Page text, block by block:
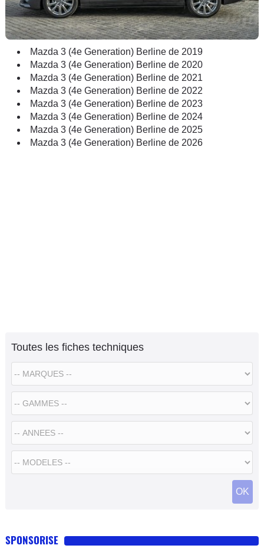
Mazda 3 (4e Generation) Berline de 2019
Mazda 3 (4e Generation) Berline de 2020
Mazda 3 (4e Generation) Berline de 2021
Mazda 3 (4e Generation) Berline de 2022
Mazda 3 (4e Generation) Berline de 2023
Mazda 3 (4e Generation) Berline de 2024
Mazda 3 (4e Generation) Berline de 2025
Mazda 3 (4e Generation) Berline de 2026
Toutes les fiches techniques
SPONSORISE